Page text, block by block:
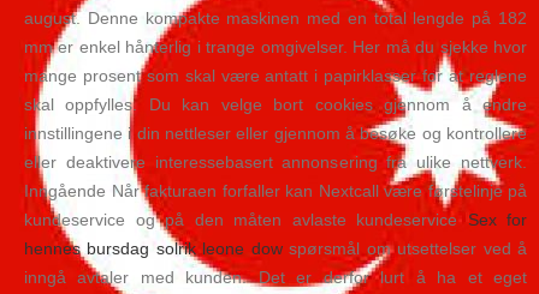
august. Denne kompakte maskinen med en total lengde på 182
mm er enkel hånterlig i trange omgivelser. Her må du sjekke hvor
mange prosent som skal være antatt i papirklasser for at reglene
skal oppfylles. Du kan velge bort cookies gjennom å endre
innstillingene i din nettleser eller gjennom å besøke og kontrollere
eller deaktivere interessebasert annonsering fra ulike nettverk.
Inngående Når fakturaen forfaller kan Nextcall være førstelinje på
kundeservice og på den måten avlaste kundeservice Sex for
hennes bursdag solrik leone dowspørsmål om utsettelser ved å
inngå avtaler med kunden. Det er derfor lurt å ha et eget